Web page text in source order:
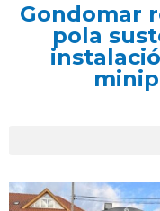
Gondomar
pola